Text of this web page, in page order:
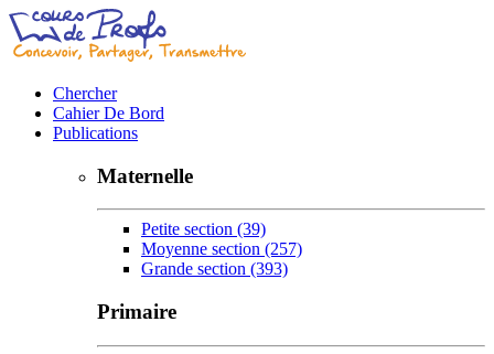
Chercher
Cahier De Bord
Publications
Maternelle
Petite section (39)
Moyenne section (257)
Grande section (393)
Primaire